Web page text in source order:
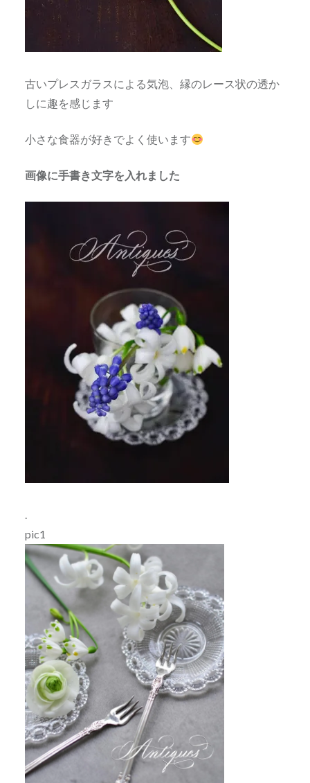
古いプレスガラスによる気泡、縁のレース状の透か
しに趣を感じます
小さな食器が好きでよく使います
画像に手書き文字を入れました
.
pic1